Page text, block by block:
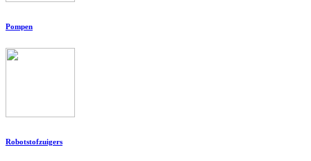
Pompen
Robotstofzuigers